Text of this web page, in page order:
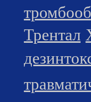
Трентал